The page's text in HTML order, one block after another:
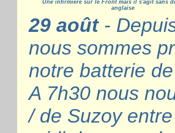
Une infirmiére sur le Front mais il s'agit sans
anglaise
29 août-
nous sommes
notre batterie
A 7h30 nous
/ de Suzoy